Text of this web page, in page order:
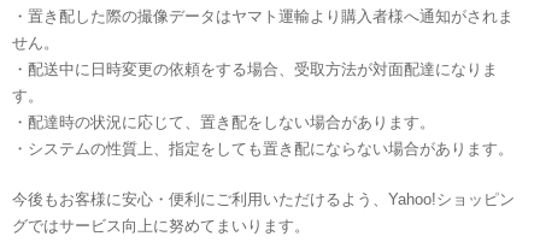
・置き配した際の撮像データはヤマト運輸より購入者様へ通知がされま
せん。
・配送中に日時変更の依頼をする場合、受取方法が対面配達になりま
す。
・配達時の状況に応じて、置き配をしない場合があります。
・システムの性質上、指定をしても置き配にならない場合があります。
今後もお客様に安心・便利にご利用いただけるよう、Yahoo!ショッピン
グではサービス向上に努めてまいります。